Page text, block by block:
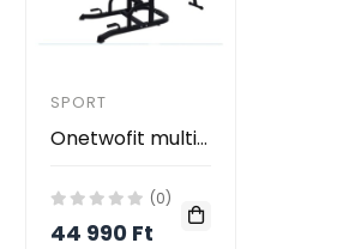
SPORT
Onetwofit multifunkciónális edző állomás
(0)
44 990 Ft